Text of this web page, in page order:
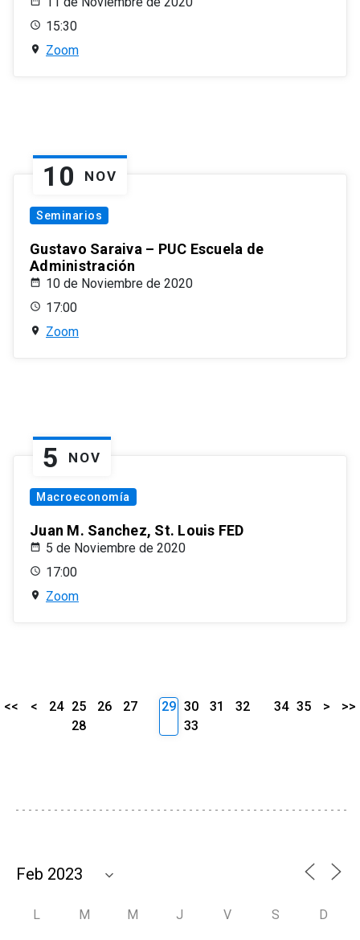
15:30
Zoom
10 NOV
Seminarios
Gustavo Saraiva – PUC Escuela de
Administración
10 de Noviembre de 2020
17:00
Zoom
5 NOV
Macroeconomía
Juan M. Sanchez, St. Louis FED
5 de Noviembre de 2020
17:00
Zoom
<< < 24 25 26
27
28
29 30 31
32
33
34 35 > >>
L M M J V S D